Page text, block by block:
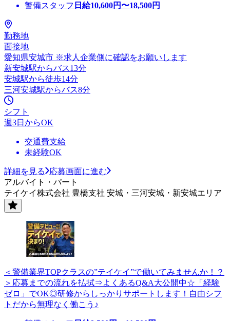
警備スタッフ 日給10,600円〜18,500円
勤務地
面接地
愛知県安城市 ※求人企業側に確認をお願いします
新安城駅からバス13分
安城駅から徒歩14分
三河安城駅からバス8分
シフト
週3日からOK
交通費支給
未経験OK
詳細を見る
応募画面に進む
アルバイト・パート
テイケイ株式会社 豊橋支社 安城・三河安城・新安城エリア
＜警備業界TOPクラスの”テイケイ”で働いてみませんか！？
＞応募までの流れを払拭⇒よくあるQ&A大公開中☆「経験
ゼロ」でOK◎研修からしっかりサポートします！自由シフ
トだから無理なく働こう♪